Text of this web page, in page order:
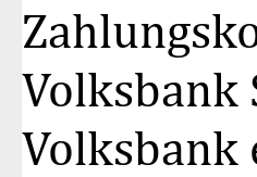
Volksbank
Volksbank